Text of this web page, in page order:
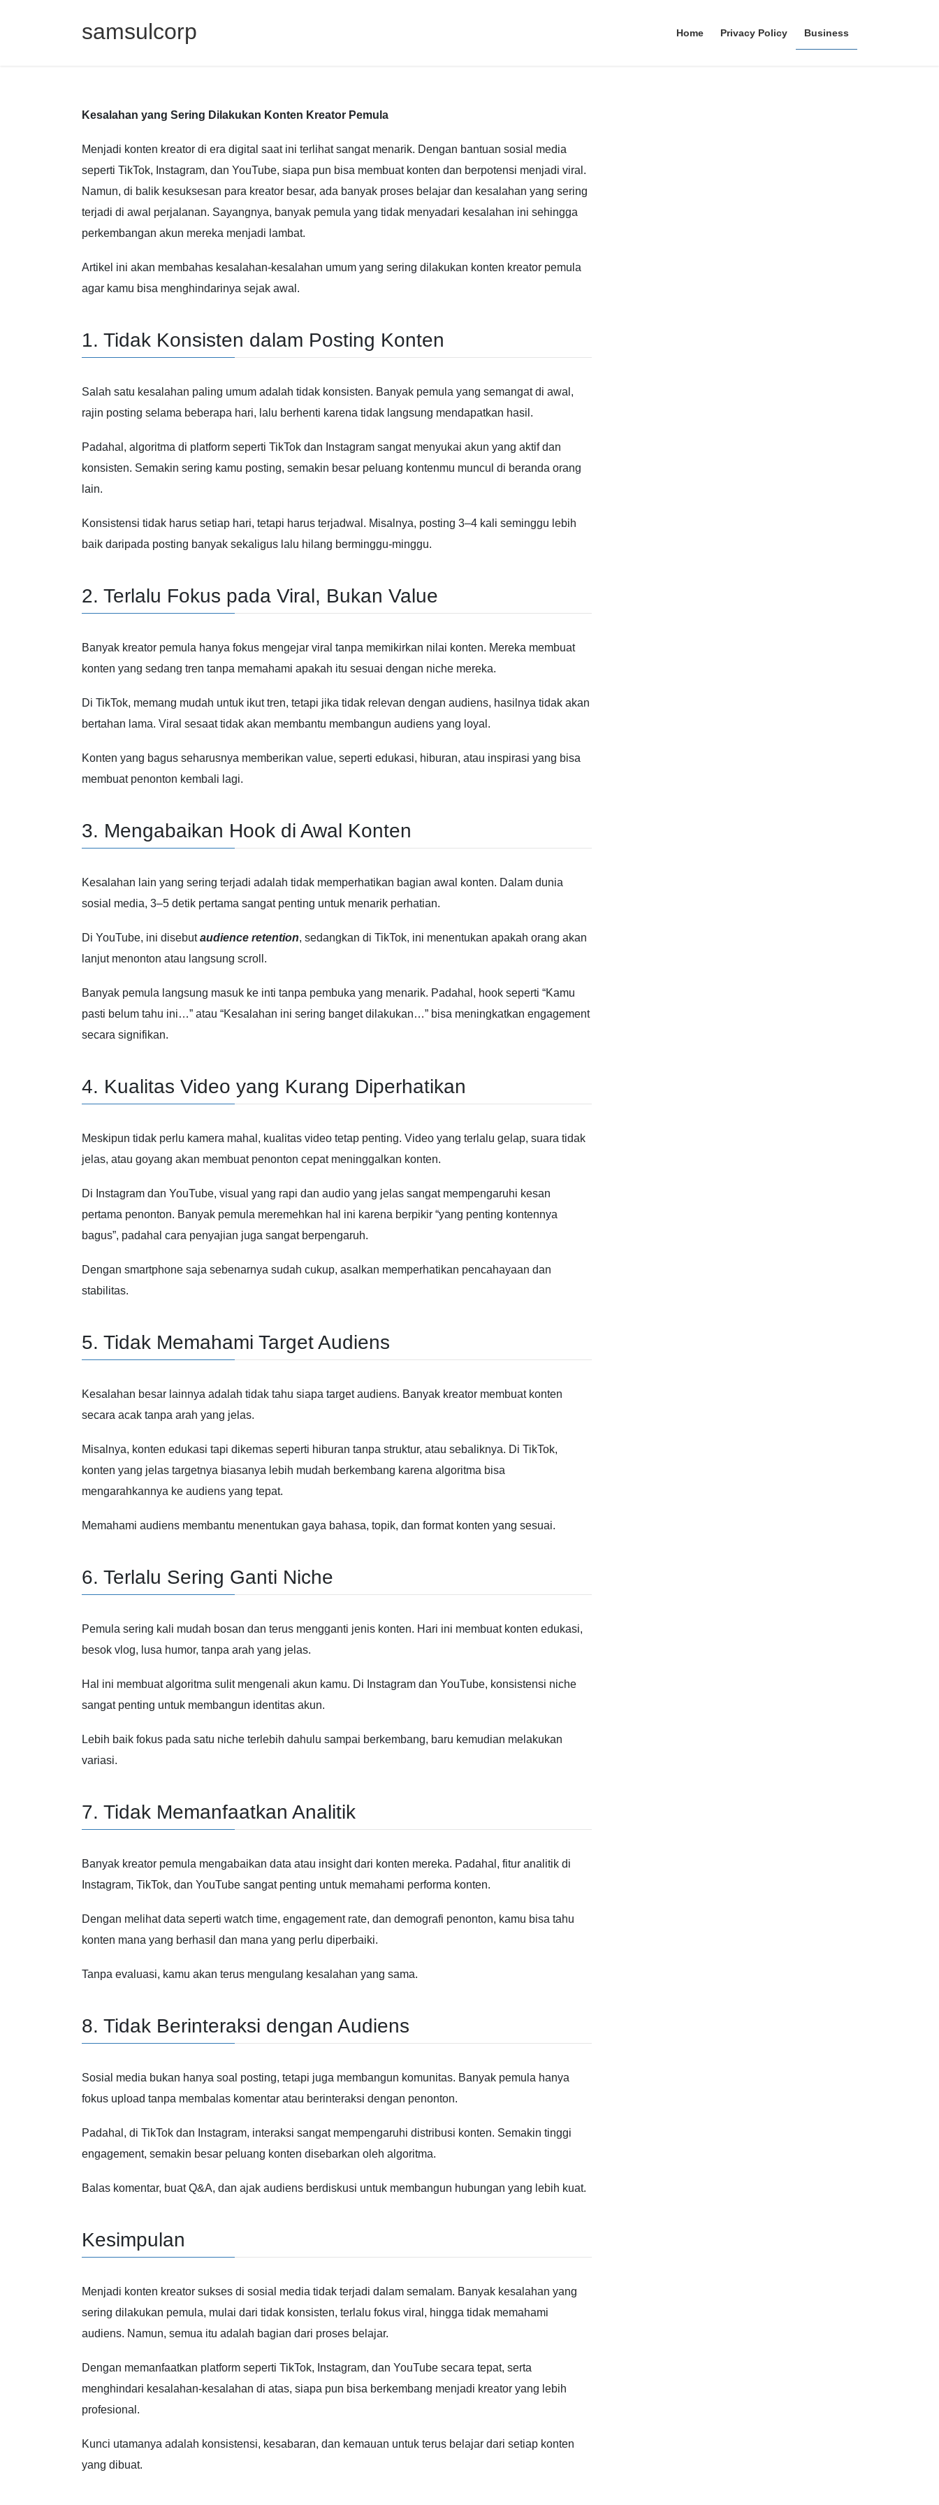
samsulcorp Home Privacy Policy Business
Kesalahan yang Sering Dilakukan Konten Kreator Pemula
Menjadi konten kreator di era digital saat ini terlihat sangat menarik. Dengan bantuan sosial media
seperti TikTok, Instagram, dan YouTube, siapa pun bisa membuat konten dan berpotensi menjadi viral.
Namun, di balik kesuksesan para kreator besar, ada banyak proses belajar dan kesalahan yang sering
terjadi di awal perjalanan. Sayangnya, banyak pemula yang tidak menyadari kesalahan ini sehingga
perkembangan akun mereka menjadi lambat.
Artikel ini akan membahas kesalahan-kesalahan umum yang sering dilakukan konten kreator pemula
agar kamu bisa menghindarinya sejak awal.
1. Tidak Konsisten dalam Posting Konten
Salah satu kesalahan paling umum adalah tidak konsisten. Banyak pemula yang semangat di awal,
rajin posting selama beberapa hari, lalu berhenti karena tidak langsung mendapatkan hasil.
Padahal, algoritma di platform seperti TikTok dan Instagram sangat menyukai akun yang aktif dan
konsisten. Semakin sering kamu posting, semakin besar peluang kontenmu muncul di beranda orang
lain.
Konsistensi tidak harus setiap hari, tetapi harus terjadwal. Misalnya, posting 3–4 kali seminggu lebih
baik daripada posting banyak sekaligus lalu hilang berminggu-minggu.
2. Terlalu Fokus pada Viral, Bukan Value
Banyak kreator pemula hanya fokus mengejar viral tanpa memikirkan nilai konten. Mereka membuat
konten yang sedang tren tanpa memahami apakah itu sesuai dengan niche mereka.
Di TikTok, memang mudah untuk ikut tren, tetapi jika tidak relevan dengan audiens, hasilnya tidak akan
bertahan lama. Viral sesaat tidak akan membantu membangun audiens yang loyal.
Konten yang bagus seharusnya memberikan value, seperti edukasi, hiburan, atau inspirasi yang bisa
membuat penonton kembali lagi.
3. Mengabaikan Hook di Awal Konten
Kesalahan lain yang sering terjadi adalah tidak memperhatikan bagian awal konten. Dalam dunia
sosial media, 3–5 detik pertama sangat penting untuk menarik perhatian.
Di YouTube, ini disebutaudience retention, sedangkan di TikTok, ini menentukan apakah orang akan
lanjut menonton atau langsung scroll.
Banyak pemula langsung masuk ke inti tanpa pembuka yang menarik. Padahal, hook seperti “Kamu
pasti belum tahu ini…” atau “Kesalahan ini sering banget dilakukan…” bisa meningkatkan engagement
secara signifikan.
4. Kualitas Video yang Kurang Diperhatikan
Meskipun tidak perlu kamera mahal, kualitas video tetap penting. Video yang terlalu gelap, suara tidak
jelas, atau goyang akan membuat penonton cepat meninggalkan konten.
Di Instagram dan YouTube, visual yang rapi dan audio yang jelas sangat mempengaruhi kesan
pertama penonton. Banyak pemula meremehkan hal ini karena berpikir “yang penting kontennya
bagus”, padahal cara penyajian juga sangat berpengaruh.
Dengan smartphone saja sebenarnya sudah cukup, asalkan memperhatikan pencahayaan dan
stabilitas.
5. Tidak Memahami Target Audiens
Kesalahan besar lainnya adalah tidak tahu siapa target audiens. Banyak kreator membuat konten
secara acak tanpa arah yang jelas.
Misalnya, konten edukasi tapi dikemas seperti hiburan tanpa struktur, atau sebaliknya. Di TikTok,
konten yang jelas targetnya biasanya lebih mudah berkembang karena algoritma bisa
mengarahkannya ke audiens yang tepat.
Memahami audiens membantu menentukan gaya bahasa, topik, dan format konten yang sesuai.
6. Terlalu Sering Ganti Niche
Pemula sering kali mudah bosan dan terus mengganti jenis konten. Hari ini membuat konten edukasi,
besok vlog, lusa humor, tanpa arah yang jelas.
Hal ini membuat algoritma sulit mengenali akun kamu. Di Instagram dan YouTube, konsistensi niche
sangat penting untuk membangun identitas akun.
Lebih baik fokus pada satu niche terlebih dahulu sampai berkembang, baru kemudian melakukan
variasi.
7. Tidak Memanfaatkan Analitik
Banyak kreator pemula mengabaikan data atau insight dari konten mereka. Padahal, fitur analitik di
Instagram, TikTok, dan YouTube sangat penting untuk memahami performa konten.
Dengan melihat data seperti watch time, engagement rate, dan demografi penonton, kamu bisa tahu
konten mana yang berhasil dan mana yang perlu diperbaiki.
Tanpa evaluasi, kamu akan terus mengulang kesalahan yang sama.
8. Tidak Berinteraksi dengan Audiens
Sosial media bukan hanya soal posting, tetapi juga membangun komunitas. Banyak pemula hanya
fokus upload tanpa membalas komentar atau berinteraksi dengan penonton.
Padahal, di TikTok dan Instagram, interaksi sangat mempengaruhi distribusi konten. Semakin tinggi
engagement, semakin besar peluang konten disebarkan oleh algoritma.
Balas komentar, buat Q&A, dan ajak audiens berdiskusi untuk membangun hubungan yang lebih kuat.
Kesimpulan
Menjadi konten kreator sukses di sosial media tidak terjadi dalam semalam. Banyak kesalahan yang
sering dilakukan pemula, mulai dari tidak konsisten, terlalu fokus viral, hingga tidak memahami
audiens. Namun, semua itu adalah bagian dari proses belajar.
Dengan memanfaatkan platform seperti TikTok, Instagram, dan YouTube secara tepat, serta
menghindari kesalahan-kesalahan di atas, siapa pun bisa berkembang menjadi kreator yang lebih
profesional.
Kunci utamanya adalah konsistensi, kesabaran, dan kemauan untuk terus belajar dari setiap konten
yang dibuat.